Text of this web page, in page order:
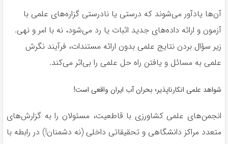
آن‌ها یادآور می‌شوند که درستی یا نادرستی گزاره‌های علمی با
آزمون و ارائه داده‌های جدید اثبات یا رد می‌شود، نه با امر و نهی.
زیر سؤال بردن نتایج علمی بدون ارائه مستندات، فرآیند نگرش
علمی به مسائل و یافتن راه حل علمی را بی‌اثر می‌کند.
شواهد علمی انکارناپذیر؛ بحران آب ایران واقعی است!
انجمن‌های علمی کشاورزی با قاطعیت، مسئولان را به گزارش‌های
متعدد مراکز دانشگاهی و تحقیقاتی داخلی (نه دشمنان!) در رابطه با